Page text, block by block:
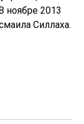
ноябре 2013
Силлаха.